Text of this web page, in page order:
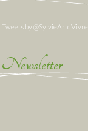
Tweets by @SylvieArtdVivre
Newsletter